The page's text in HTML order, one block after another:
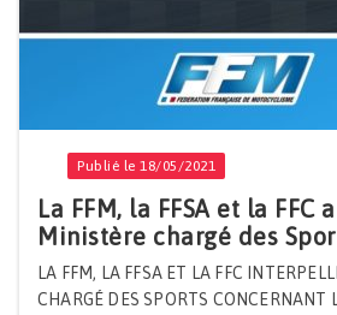
Publié le 18/05/2021
La FFM, la FFSA et la FFC
Ministère chargé des
LA FFM, LA FFSA ET LA FFC
CHARGÉ DES SPORTS CONCERNANT